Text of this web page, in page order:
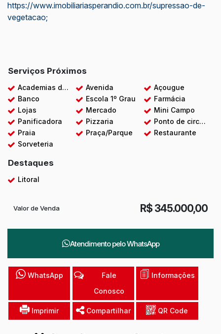
https://www.imobiliariasperandio.com.br/supressao-de-
vegetacao;
Serviços Próximos
Academias de ginástica Avenida
Açougue
Banco
Escola 1º Grau
Farmácia
Lojas
Mercado
Mini Campo
Panificadora
Pizzaria
Ponto de circular
Praia
Praça/Parque
Restaurante
Sorveteria
Destaques
Litoral
R$ 345.000,00
Valor de Venda
Atendimento peloWhatsApp
WhatsApp
Fale
Conosco
Informações
Imprimir Compartilhar QR Code